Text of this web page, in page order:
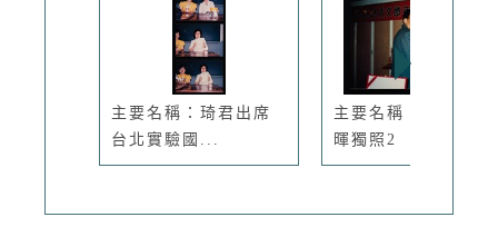
主要名稱：琦君出席
台北實驗國...
主要名稱：文友鮑曉
暉獨照2